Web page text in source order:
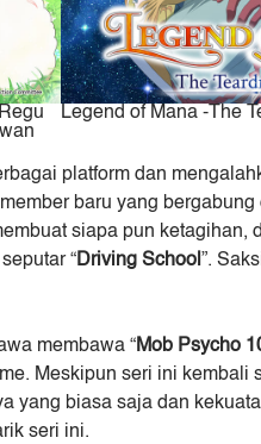
Legend of Mana -The
platform dan
baru yang
siapa pun ketagihan,
“Driving School ”.
membawa “Mob Psycho
Meskipun seri ini kembali
biasa saja dan
seri ini.